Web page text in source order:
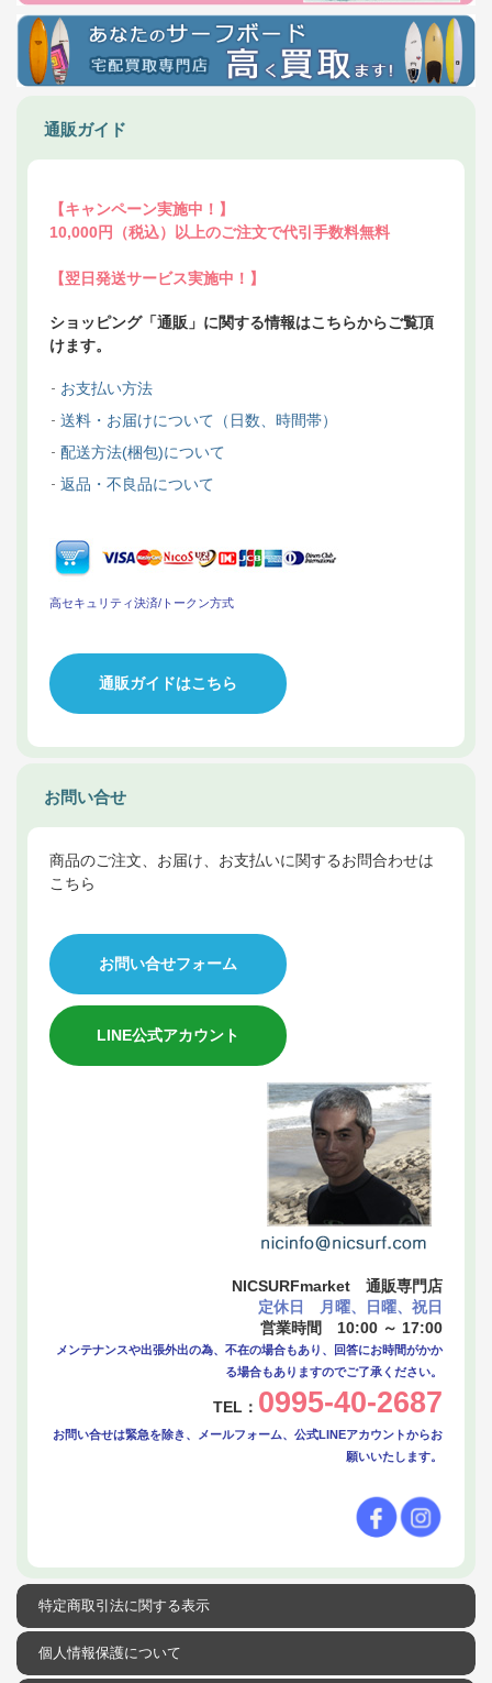
通販ガイド
【キャンペーン実施中！】
10,000円（税込）以上のご注文で代引手数料無料
【翌日発送サービス実施中！】
ショッピング「通販」に関する情報はこちらからご覧頂
けます。
お支払い方法
送料・お届けについて（日数、時間帯）
配送方法(梱包)について
返品・不良品について
高セキュリティ決済/トークン方式
通販ガイドはこちら
お問い合せ
商品のご注文、お届け、お支払いに関するお問合わせは
こちら
お問い合せフォーム
LINE公式アカウント
NICSURFmarket 通販専門店
定休日 月曜、日曜、祝日
営業時間 10:00 ～ 17:00
メンテナンスや出張外出の為、不在の場合もあり、回答にお時間がかか
る場合もありますのでご了承ください。
TEL： 0995-40-2687
お問い合せは緊急を除き、メールフォーム、公式LINEアカウントからお
願いいたします。
特定商取引法に関する表示
個人情報保護について